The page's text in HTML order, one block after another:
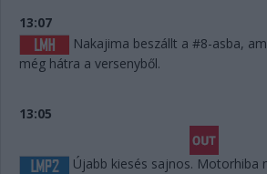
13:07
Nakajima beszállt a #8-asba,
még hátra a versenyből.
13:05
Újabb kiesés sajnos. Motorhiba